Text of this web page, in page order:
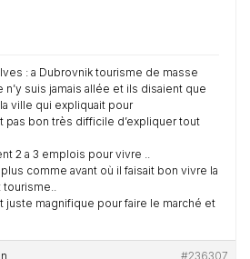
: a Dubrovnik tourisme de masse
n’y suis jamais allée et ils disaient que
ville qui expliquait pour
pas bon très difficile d’expliquer tout
2 a 3 emplois pour vivre ..
comme avant où il faisait bon vivre la
tourisme..
juste magnifique pour faire le marché et
#236307